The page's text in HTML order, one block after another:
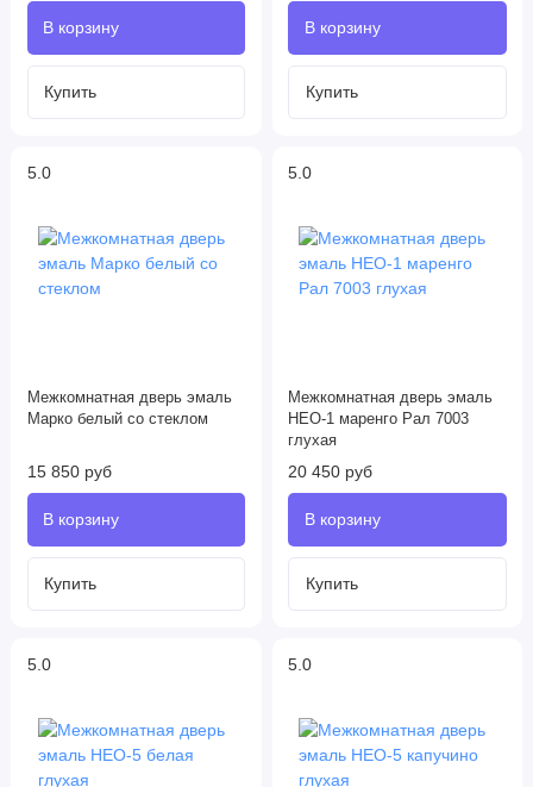
5.0
Межкомнатная дверь эмаль
Марко белый со стеклом
15 850 руб
5.0
Межкомнатная дверь эмаль
НЕО-1 маренго Рал 7003
глухая
20 450 руб
5.0 5.0